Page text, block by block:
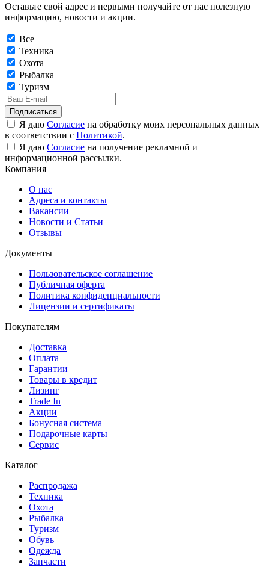
Оставьте свой адрес и первыми получайте от нас полезную
информацию, новости и акции.
Все
Техника
Охота
Рыбалка
Туризм
Подписаться
Я даю Согласие на обработку моих персональных данных
в соответствии с Политикой.
Я даю Согласие на получение рекламной и
информационной рассылки.
Компания
О нас
Адреса и контакты
Вакансии
Новости и Статьи
Отзывы
Документы
Пользовательское соглашение
Публичная оферта
Политика конфиденциальности
Лицензии и сертификаты
Покупателям
Доставка
Оплата
Гарантии
Товары в кредит
Лизинг
Trade In
Акции
Бонусная система
Подарочные карты
Сервис
Каталог
Распродажа
Техника
Охота
Рыбалка
Туризм
Обувь
Одежда
Запчасти